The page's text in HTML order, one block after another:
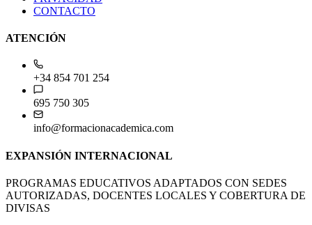
CONTACTO
ATENCIÓN
+34 854 701 254
695 750 305
info@formacionacademica.com
EXPANSIÓN INTERNACIONAL
PROGRAMAS EDUCATIVOS ADAPTADOS CON SEDES
AUTORIZADAS, DOCENTES LOCALES Y COBERTURA DE
DIVISAS